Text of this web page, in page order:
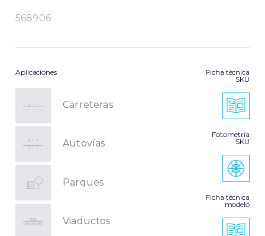
568906
Aplicaciones
Carreteras
Autovías
Parques
Viaductos
Ficha técnica
SKU
Fotometría
SKU
Ficha técnica
modelo